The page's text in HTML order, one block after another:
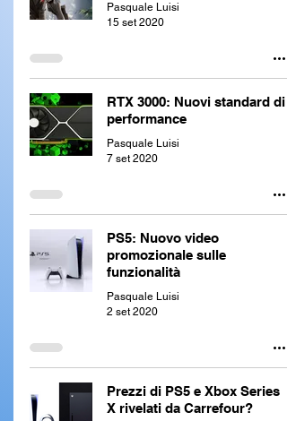
Pasquale Luisi
15 set 2020
RTX 3000: Nuovi standard di
performance
Pasquale Luisi
7 set 2020
PS5: Nuovo video
promozionale sulle
funzionalità
Pasquale Luisi
2 set 2020
Prezzi di PS5 e Xbox Series
X rivelati da Carrefour?